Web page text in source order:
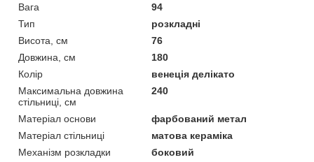
Вага
94
Тип
розкладні
Висота, см
76
Довжина, см
180
Колір
венеція делікато
Максимальна довжина
стільниці, см
240
Матеріал основи
фарбований метал
Матеріал стільниці
матова кераміка
Механізм розкладки
боковий